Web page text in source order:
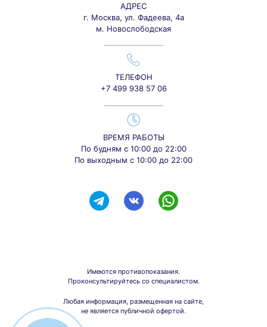
АДРЕС
г. Москва, ул. Фадеева, 4а
м. Новослободская
ТЕЛЕФОН
+7 499 938 57 06
ВРЕМЯ РАБОТЫ
По будням с 10:00 до 22:00
По выходным с 10:00 до 22:00
Имеются противопоказания.
Проконсультируйтесь со специалистом.
Любая информация, размещенная на сайте,
не является публичной офертой.